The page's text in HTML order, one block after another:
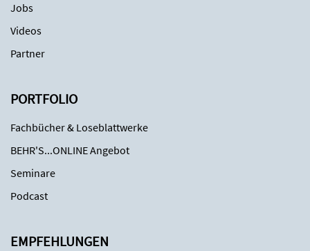
Jobs
Videos
Partner
PORTFOLIO
Fachbücher & Loseblattwerke
BEHR'S...ONLINE Angebot
Seminare
Podcast
EMPFEHLUNGEN